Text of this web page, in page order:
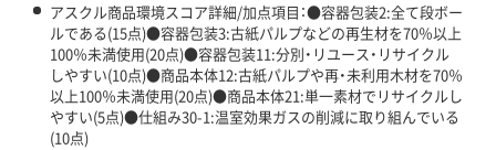
アスクル商品環境スコア詳細/加点項目：●容器包装2:全て段ボー
ルである(15点)●容器包装3:古紙パルプなどの再生材を70％以上
100％未満使用(20点)●容器包装11:分別・リユース・リサイクル
しやすい(10点)●商品本体12:古紙パルプや再・未利用木材を70％
以上100％未満使用(20点)●商品本体21:単一素材でリサイクルし
やすい(5点)●仕組み30-1:温室効果ガスの削減に取り組んでいる
(10点)